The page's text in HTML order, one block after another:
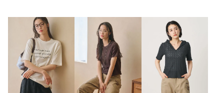
もっと見る